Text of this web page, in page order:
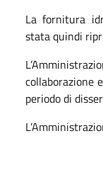
La fornitura
stata quindi
collaborazione
periodo di